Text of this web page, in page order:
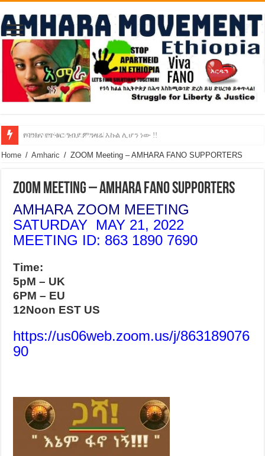
የባንክና የጥቁር ገብያ ምንዛሬ እኩል ሊሆን ነው !!
አሸንፈናል ! እንኳን ደስ አለን!
Home / Amharic / ZOOM Meeting – AMHARA FANO SUPPORTERS
ZOOM Meeting – AMHARA FANO SUPPORTERS
AMHARA ZOOM MEETING
SATURDAY MAY 21, 2022
MEETING ID: 863 1890 7690
Time:
5pM – UK
6PM – EU
12Noon EST US
https://us06web.zoom.us/j/863189076
90